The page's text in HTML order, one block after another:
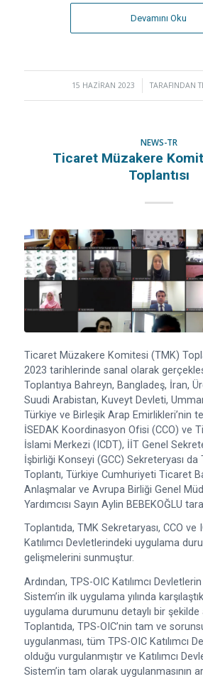
Devamını Oku
15 HAZIRAN 2023
/ TARAFINDAN
NEWS-TR
Ticaret Müzakere
Toplantısı
Ticaret Müzakere Komitesi (TMK)
2023 tarihlerinde sanal olarak
Toplantıya Bahreyn, Bangladeş, İran,
Suudi Arabistan, Kuveyt Devleti,
Türkiye ve Birleşik Arap Emirlikleri’nin
İSEDAK Koordinasyon Ofisi (CCO) ve
İslami Merkezi (ICDT), İİT Genel
İşbirliği Konseyi (GCC) Sekreteryası da
Toplantı, Türkiye Cumhuriyeti Ticaret
Anlaşmalar ve Avrupa Birliği Genel
Yardımcısı Sayın Aylin BEBEKOĞLU
Toplantıda, TMK Sekretaryası, CCO ve
Katılımcı Devletlerindeki uygulama
gelişmelerini sunmuştur.
Ardından, TPS-OIC Katılımcı
Sistem’in ilk uygulama yılında
uygulama durumunu detaylı bir şekilde
Toplantıda, TPS-OIC’nin tam ve
uygulanması, tüm TPS-OIC Katılımcı
olduğu vurgulanmıştır ve Katılımcı
Sistem’in tam olarak uygulanmasının